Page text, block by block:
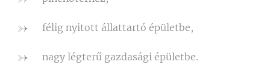
félig nyitott állattartó épületbe,
nagy légterű gazdasági épületbe.